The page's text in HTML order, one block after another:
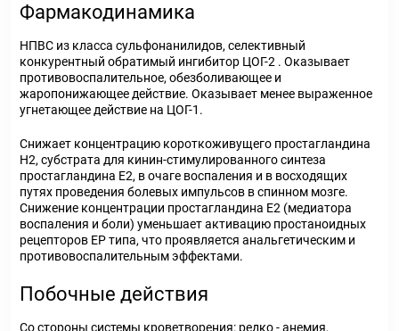
Фармакодинамика
НПВС из класса сульфонанилидов, селективный
конкурентный обратимый ингибитор ЦОГ-2 . Оказывает
противовоспалительное, обезболивающее и
жаропонижающее действие. Оказывает менее выраженное
угнетающее действие на ЦОГ-1.
Снижает концентрацию короткоживущего простагландина
Н2, субстрата для кинин-стимулированного синтеза
простагландина Е2, в очаге воспаления и в восходящих
путях проведения болевых импульсов в спинном мозге.
Снижение концентрации простагландина Е2 (медиатора
воспаления и боли) уменьшает активацию простаноидных
рецепторов ЕР типа, что проявляется анальгетическим и
противовоспалительным эффектами.
Побочные действия
Со стороны системы кроветворения: редко - анемия,